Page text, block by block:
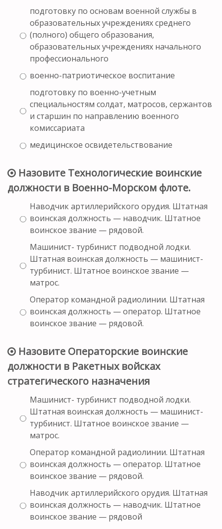
подготовку по основам военной службы в
образовательных учреждениях среднего
(полного) общего образования,
образовательных учреждениях начального
профессионального
военно-патриотическое воспитание
подготовку по военно-учетным
специальностям солдат, матросов, сержантов
и старшин по направлению военного
комиссариата
медицинское освидетельствование
Назовите Технологические воинские
должности в Военно-Морском флоте.
Наводчик артиллерийского орудия. Штатная
воинская должность — наводчик. Штатное
воинское звание — рядовой.
Машинист- турбинист подводной лодки.
Штатная воинская должность — машинист-
турбинист. Штатное воинское звание —
матрос.
Оператор командной радиолинии. Штатная
воинская должность — оператор. Штатное
воинское звание — рядовой.
Назовите Операторские воинские
должности в Ракетных войсках
стратегического назначения
Машинист- турбинист подводной лодки.
Штатная воинская должность — машинист-
турбинист. Штатное воинское звание —
матрос.
Оператор командной радиолинии. Штатная
воинская должность — оператор. Штатное
воинское звание — рядовой.
Наводчик артиллерийского орудия. Штатная
воинская должность — наводчик. Штатное
воинское звание — рядовой